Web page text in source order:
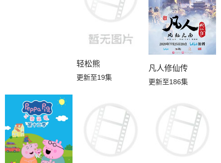
轻松熊
更新至19集
凡人修仙传
更新至186集